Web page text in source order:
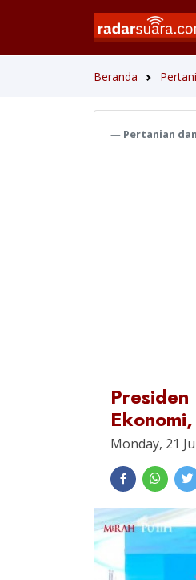
Beranda
Pertanian
Monday, 21